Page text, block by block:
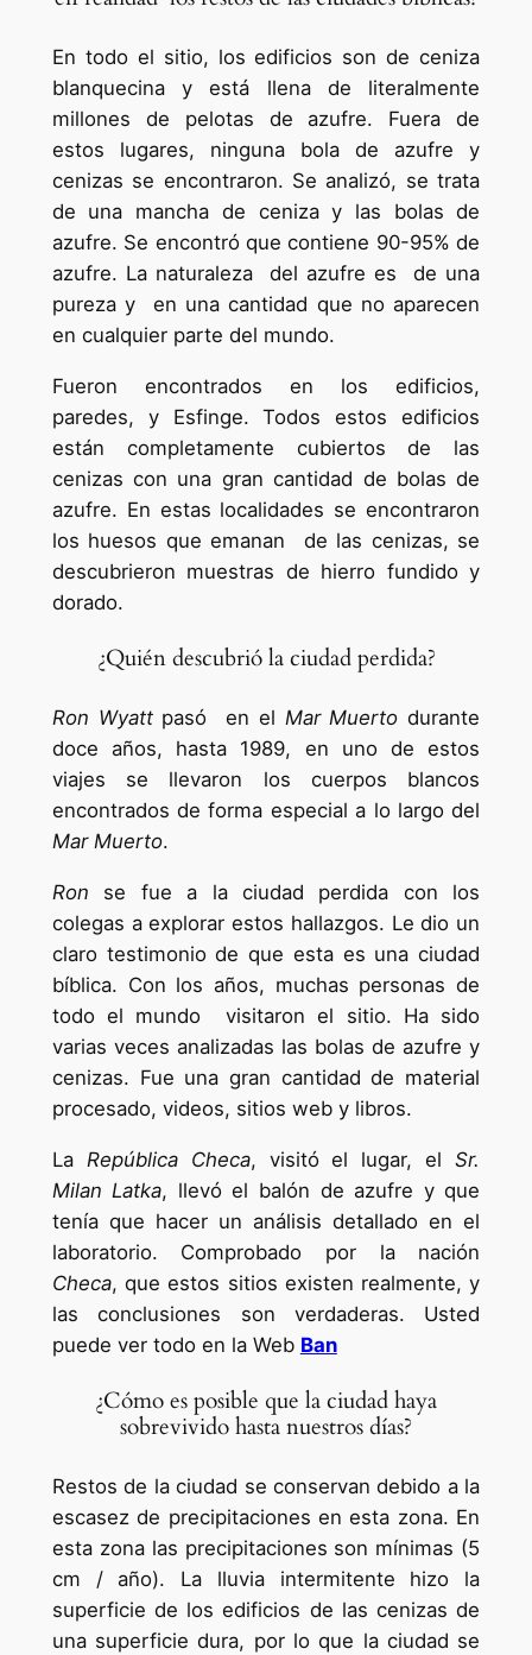
En todo el sitio, los edificios son de ceniza
blanquecina y está llena de literalmente
millones de pelotas de azufre. Fuera de
estos lugares, ninguna bola de azufre y
cenizas se encontraron. Se analizó, se trata
de una mancha de ceniza y las bolas de
azufre. Se encontró que contiene 90-95% de
azufre. La naturaleza del azufre es de una
pureza y en una cantidad que no aparecen
en cualquier parte del mundo.
Fueron encontrados en los edificios,
paredes, y Esfinge. Todos estos edificios
están completamente cubiertos de las
cenizas con una gran cantidad de bolas de
azufre. En estas localidades se encontraron
los huesos que emanan de las cenizas, se
descubrieron muestras de hierro fundido y
dorado.
¿Quién descubrió la ciudad perdida?
Ron Wyattpasó en el Mar Muerto durante
doce años, hasta 1989, en uno de estos
viajes se llevaron los cuerpos blancos
encontrados de forma especial a lo largo del
Mar Muerto.
Ron se fue a la ciudad perdida con los
colegas a explorar estos hallazgos. Le dio un
claro testimonio de que esta es una ciudad
bíblica. Con los años, muchas personas de
todo el mundo visitaron el sitio. Ha sido
varias veces analizadas las bolas de azufre y
cenizas. Fue una gran cantidad de material
procesado, videos, sitios web y libros.
La República Checa, visitó el lugar, elSr.
Milan Latka, llevó el balón de azufre y que
tenía que hacer un análisis detallado en el
laboratorio. Comprobado por la nación
Checa, que estos sitios existen realmente, y
las conclusiones son verdaderas. Usted
puede ver todo en la Web Ban
¿Cómo es posible que la ciudad haya
sobrevivido hasta nuestros días?
Restos de la ciudad se conservan debido a la
escasez de precipitaciones en esta zona. En
esta zona las precipitaciones son mínimas (5
cm / año). La lluvia intermitente hizo la
superficie de los edificios de las cenizas de
una superficie dura, por lo que la ciudad se